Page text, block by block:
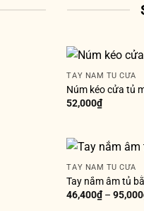
TAY NẮM TỦ CỬA
Núm kéo cửa tủ
52,000₫
TAY NẮM TỦ CỬA
Tay nắm âm tủ
46,400₫–95,000